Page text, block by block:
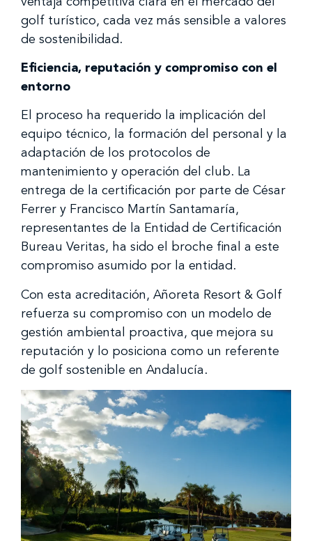
golf turístico, cada vez más sensible a valores
de sostenibilidad.
Eficiencia, reputación y compromiso con el
entorno
El proceso ha requerido la implicación del
equipo técnico, la formación del personal y la
adaptación de los protocolos de
mantenimiento y operación del club. La
entrega de la certificación por parte de César
Ferrer y Francisco Martín Santamaría,
representantes de la Entidad de Certificación
Bureau Veritas, ha sido el broche final a este
compromiso asumido por la entidad.
Con esta acreditación, Añoreta Resort & Golf
refuerza su compromiso con un modelo de
gestión ambiental proactiva, que mejora su
reputación y lo posiciona como un referente
de golf sostenible en Andalucía.